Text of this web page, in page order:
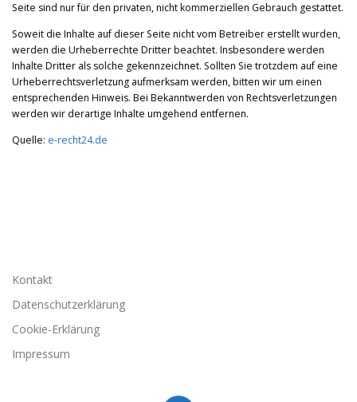
Seite sind nur für den privaten, nicht kommerziellen Gebrauch gestattet.
Soweit die Inhalte auf dieser Seite nicht vom Betreiber erstellt wurden,
werden die Urheberrechte Dritter beachtet. Insbesondere werden
Inhalte Dritter als solche gekennzeichnet. Sollten Sie trotzdem auf eine
Urheberrechtsverletzung aufmerksam werden, bitten wir um einen
entsprechenden Hinweis. Bei Bekanntwerden von Rechtsverletzungen
werden wir derartige Inhalte umgehend entfernen.
Quelle: e-recht24.de
Kontakt
Datenschutzerklärung
Cookie-Erklärung
Impressum